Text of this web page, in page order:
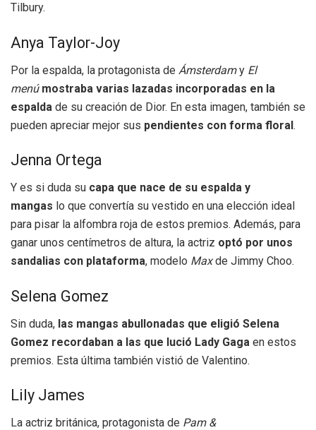
Tilbury.
Anya Taylor-Joy
Por la espalda, la protagonista de Ámsterdamy El
menú mostraba varias lazadas incorporadas en la
espalda de su creación de Dior. En esta imagen, también se
pueden apreciar mejor sus pendientes con forma floral.
Jenna Ortega
Y es si duda su capa que nace de su espalda y
mangas lo que convertía su vestido en una elección ideal
para pisar la alfombra roja de estos premios. Además, para
ganar unos centímetros de altura, la actriz optó por unos
sandalias con plataforma, modelo Maxde Jimmy Choo.
Selena Gomez
Sin duda, las mangas abullonadas que eligió Selena
Gomez recordaban a las que lució Lady Gaga en estos
premios. Esta última también vistió de Valentino.
Lily James
La actriz británica, protagonista de Pam &